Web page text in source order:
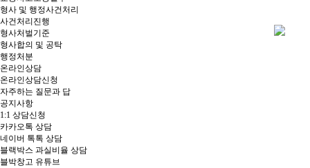
형사 및 행정사건처리
사건처리진행
형사처벌기준
형사합의 및 공탁
행정처분
온라인상담
온라인상담신청
자주하는 질문과 답
공지사항
1:1 상담신청
카카오톡 상담
네이버 톡톡 상담
블랙박스 과실비율 상담
블박창고 유튜브